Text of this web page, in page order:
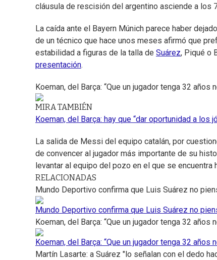
cláusula de rescisión del argentino asciende a los
La caída ante el Bayern Múnich parece haber
de un técnico que hace unos meses afirmó que
estabilidad a figuras de la talla de Suárez, Piqué o
presentación.
Koeman, del Barça: “Que un jugador tenga 32
MIRA TAMBIÉN
Koeman, del Barça: hay que “dar oportunidad a los
La salida de Messi del equipo catalán, por
de convencer al jugador más importante de su
levantar al equipo del pozo en el que se encuentra
RELACIONADAS
Mundo Deportivo confirma que Luis Suárez no
Mundo Deportivo confirma que Luis Suárez no
Koeman, del Barça: “Que un jugador tenga 32
Koeman, del Barça: “Que un jugador tenga 32
Martín Lasarte: a Suárez "lo señalan con el dedo